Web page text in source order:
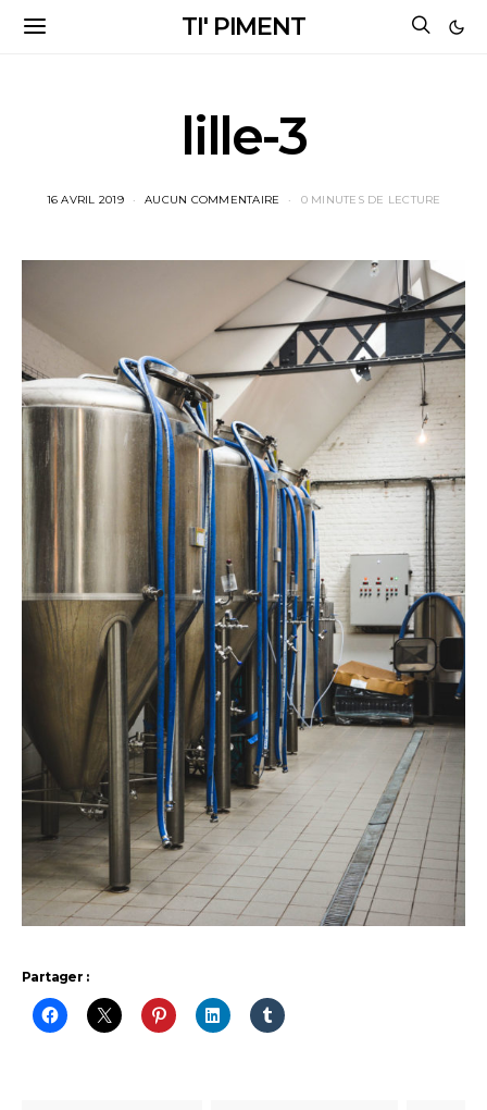
TI' PIMENT
lille-3
16 AVRIL 2019 AUCUN COMMENTAIRE 0 MINUTES DE LECTURE
Partager :